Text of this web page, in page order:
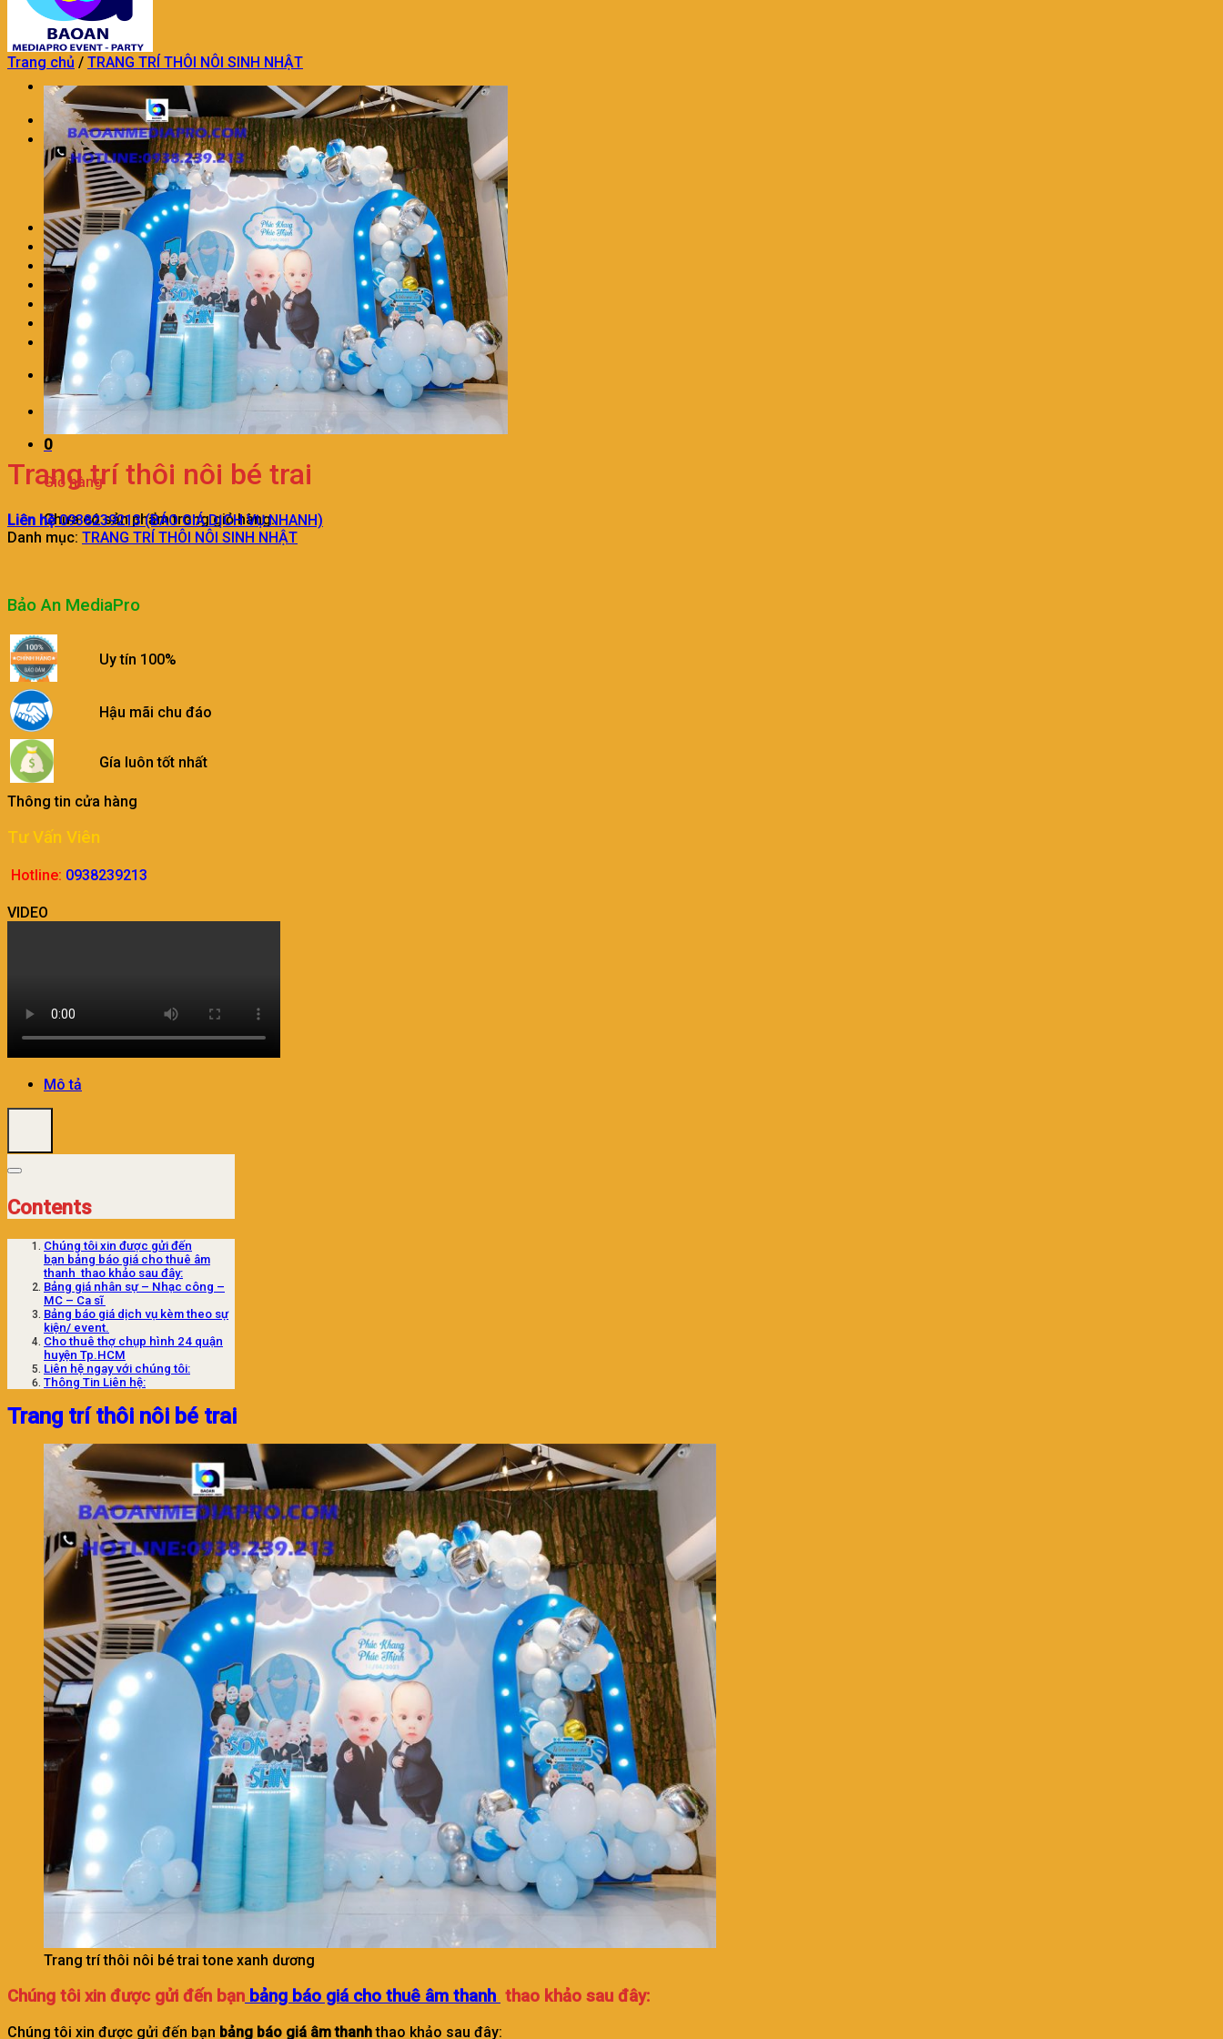
Trang chủ
TỔ CHỨC SỰ KIỆN
TỔ CHỨC SỰ KIỆN KHAI TRƯƠNG
DỊCH VỤ TỔ CHỨC SINH NHẬT
DỊCH VỤ TỔ CHỨC TRUNG THU
TỔ CHỨC SỰ KIỆN TRON GÓI KHÁC
TRANG TRÍ THÔI NÔI SINH NHẬT
DỊCH VỤ MÚA LÂN CHUYÊN NGHIỆP
DỊCH VỤ TRANG TRÍ KHAI TRƯƠNG
DỊCH VỤ NHÂN SỰ SỰ KIỆN
CHO THUÊ ÂM THANH ÁNH SÁNG
LIÊN HỆ
BÁO GIÁ
0
Giỏ hàng
Chưa có sản phẩm trong giỏ hàng.
Trang chủ / TRANG TRÍ THÔI NÔI SINH NHẬT
Trang trí thôi nôi bé trai
Liên hệ0938239213 (BÁO GIÁ DỊCH VỤ NHANH)
Danh mục: TRANG TRÍ THÔI NÔI SINH NHẬT
Bảo An MediaPro
Uy tín 100%
Hậu mãi chu đáo
Gía luôn tốt nhất
Thông tin cửa hàng
Tư Vấn Viên
Hotline: 0938239213
VIDEO
Mô tả
Contents
Chúng tôi xin được gửi đến
bạn bảng báo giá cho thuê âm
thanh thao khảo sau đây:
Bảng giá nhân sự – Nhạc công –
MC – Ca sĩ
Bảng báo giá dịch vụ kèm theo sự
kiện/ event.
Cho thuê thợ chụp hình 24 quận
huyện Tp.HCM
Liên hệ ngay với chúng tôi:
Thông Tin Liên hệ:
Trang trí thôi nôi bé trai
Trang trí thôi nôi bé trai tone xanh dương
Chúng tôi xin được gửi đến bạn bảng báo giá cho thuê âm thanh thao khảo sau đây:
Chúng tôi xin được gửi đến bạn bảng báo giá âm thanhthao khảo sau đây: